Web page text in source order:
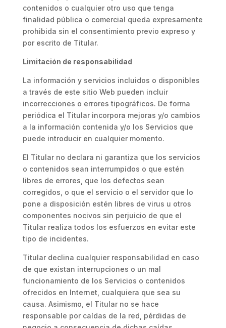
contenidos o cualquier otro uso que tenga
finalidad pública o comercial queda expresamente
prohibida sin el consentimiento previo expreso y
por escrito de Titular.
Limitación de responsabilidad
La información y servicios incluidos o disponibles
a través de este sitio Web pueden incluir
incorrecciones o errores tipográficos. De forma
periódica el Titular incorpora mejoras y/o cambios
a la información contenida y/o los Servicios que
puede introducir en cualquier momento.
El Titular no declara ni garantiza que los servicios
o contenidos sean interrumpidos o que estén
libres de errores, que los defectos sean
corregidos, o que el servicio o el servidor que lo
pone a disposición estén libres de virus u otros
componentes nocivos sin perjuicio de que el
Titular realiza todos los esfuerzos en evitar este
tipo de incidentes.
Titular declina cualquier responsabilidad en caso
de que existan interrupciones o un mal
funcionamiento de los Servicios o contenidos
ofrecidos en Internet, cualquiera que sea su
causa. Asimismo, el Titular no se hace
responsable por caídas de la red, pérdidas de